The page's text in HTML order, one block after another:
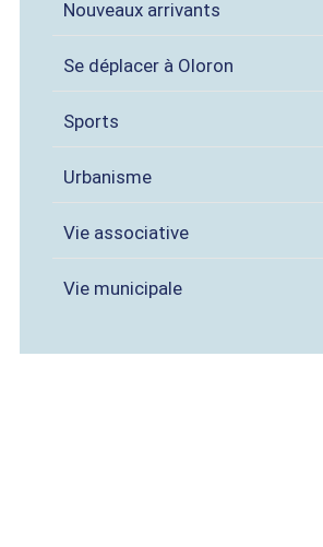
Nouveaux arrivants
Se déplacer à Oloron
Sports
Urbanisme
Vie associative
Vie municipale